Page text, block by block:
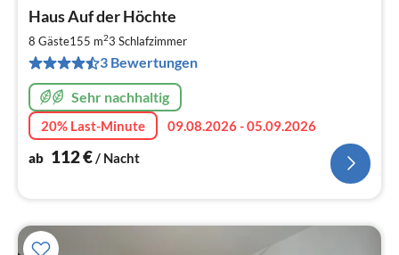
Haus Auf der Höchte
8 Gäste155 m23 Schlafzimmer
3 Bewertungen
Sehr nachhaltig
20% Last-Minute
09.08.2026 - 05.09.2026
ab 112€/ Nacht